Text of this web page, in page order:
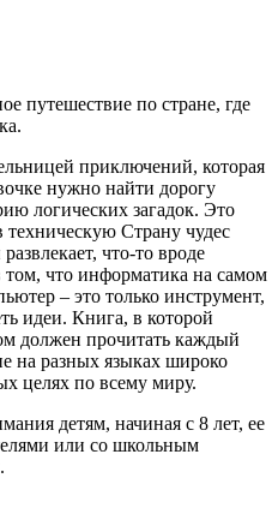
путешествие по стране, где
приключений, которая
нужно найти дорогу
логических загадок. Это
техническую Страну чудес
что-то вроде
что информатика на самом
– это только инструмент,
идеи. Книга, в которой
должен прочитать каждый
на разных языках широко
целях по всему миру.
детям, начиная с 8 лет, ее
или со школьным